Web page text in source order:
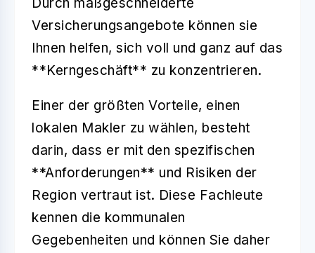
Versicherungsangebote können sie
Ihnen helfen, sich voll und ganz auf das
**Kerngeschäft** zu konzentrieren.
Einer der größten Vorteile, einen
lokalen Makler zu wählen, besteht
darin, dass er mit den spezifischen
**Anforderungen** und Risiken der
Region vertraut ist. Diese Fachleute
kennen die kommunalen
Gegebenheiten und können Sie daher